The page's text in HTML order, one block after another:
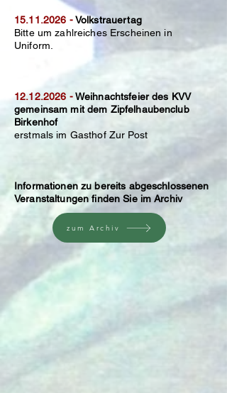
15.11.2026 -Volkstrauertag
​Bitte um zahlreiches Erscheinen in
Uniform.
12.12.2026 -Weihnachtsfeier des KVV
gemeinsam mit dem Zipfelhaubenclub
Birkenhof
erstmals im Gasthof Zur Post​
Informationen zu bereits abgeschlossenen
Veranstaltungen finden Sie im Archiv
zum Archiv